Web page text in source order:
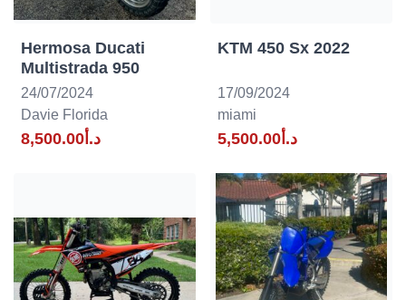
Hermosa Ducati
Multistrada 950
24/07/2024
Davie Florida
د.أ8,500.00
KTM 450 Sx 2022
17/09/2024
miami
د.أ5,500.00